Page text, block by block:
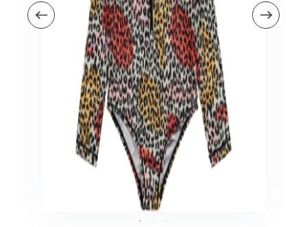
Kinderstoelen
Kindermeubels
Schommelstoelen en wipstoeltjes